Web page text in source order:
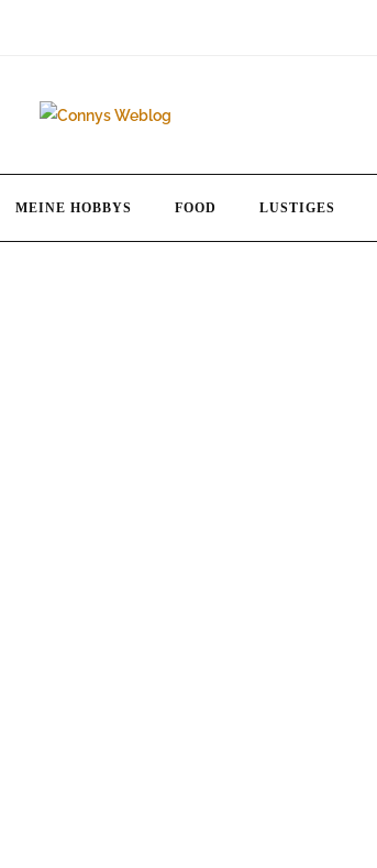
MEINE HOBBYS FOOD LUSTIGES